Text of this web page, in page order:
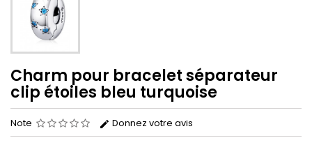
Charm pour bracelet séparateur
clip étoiles bleu turquoise
Note Donnez votre avis